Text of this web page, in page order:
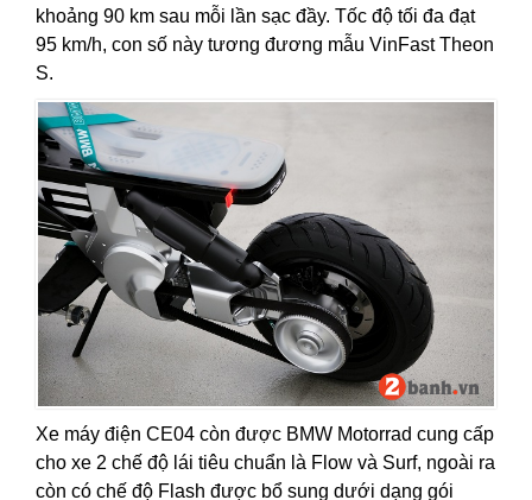
khoảng 90 km sau mỗi lần sạc đầy. Tốc độ tối đa đạt
95 km/h, con số này tương đương mẫu VinFast Theon
S.
Xe máy điện CE04 còn được BMW Motorrad cung cấp
cho xe 2 chế độ lái tiêu chuẩn là Flow và Surf, ngoài ra
còn có chế độ Flash được bổ sung dưới dạng gói